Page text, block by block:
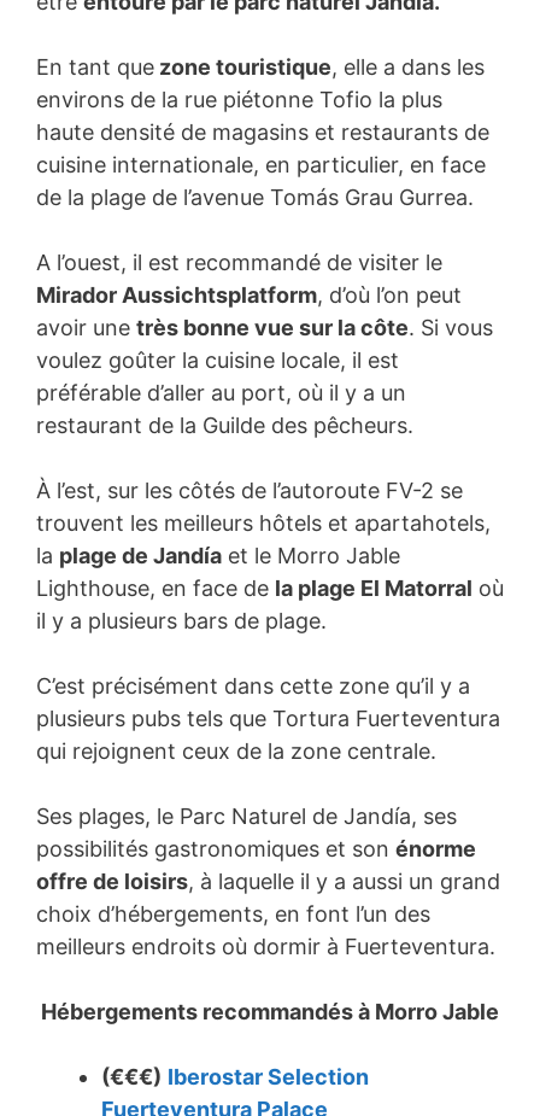
En tant que zone touristique, elle a dans les
environs de la rue piétonne Tofio la plus
haute densité de magasins et restaurants de
cuisine internationale, en particulier, en face
de la plage de l’avenue Tomás Grau Gurrea.
A l’ouest, il est recommandé de visiter le
Mirador Aussichtsplatform, d’où l’on peut
avoir une très bonne vue sur la côte. Si vous
voulez goûter la cuisine locale, il est
préférable d’aller au port, où il y a un
restaurant de la Guilde des pêcheurs.
À l’est, sur les côtés de l’autoroute FV-2 se
trouvent les meilleurs hôtels et apartahotels,
la plage de Jandía et le Morro Jable
Lighthouse, en face de la plage El Matorral où
il y a plusieurs bars de plage.
C’est précisément dans cette zone qu’il y a
plusieurs pubs tels que Tortura Fuerteventura
qui rejoignent ceux de la zone centrale.
Ses plages, le Parc Naturel de Jandía, ses
possibilités gastronomiques et son énorme
offre de loisirs, à laquelle il y a aussi un grand
choix d’hébergements, en font l’un des
meilleurs endroits où dormir à Fuerteventura.
Hébergements recommandés à Morro Jable
(€€€) Iberostar Selection
Fuerteventura Palace